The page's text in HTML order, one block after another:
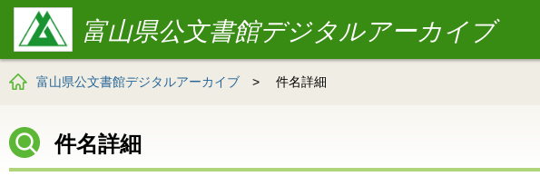
富山県公文書館デジタルアーカイブ
富山県公文書館デジタルアーカイブ > 件名詳細
件名詳細